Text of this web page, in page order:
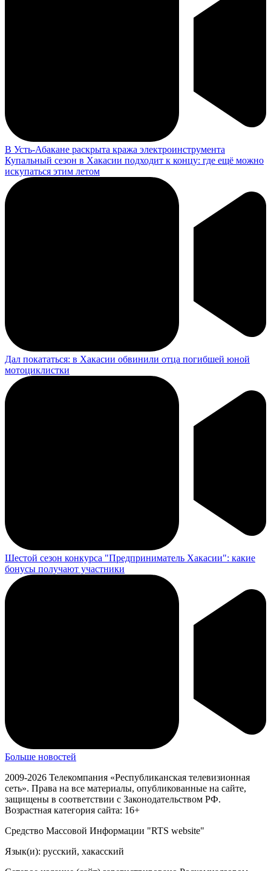
В Усть-Абакане раскрыта кража электроинструмента
Купальный сезон в Хакасии подходит к концу: где ещё можно
искупаться этим летом
Дал покататься: в Хакасии обвинили отца погибшей юной
мотоциклистки
Шестой сезон конкурса "Предприниматель Хакасии": какие
бонусы получают участники
Больше новостей
2009-2026 Телекомпания «Республиканская телевизионная
сеть». Права на все материалы, опубликованные на сайте,
защищены в соответствии с Законодательством РФ.
Возрастная категория сайта: 16+
Средство Массовой Информации "RTS website"
Язык(и): русский, хакасский